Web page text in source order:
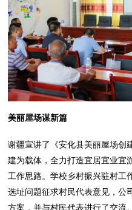
美丽屋场谋新篇
谢疆宣讲了《安化县美丽屋场创
建为载体，全力打造宜居宜业宜
工作思路。学校乡村振兴驻村工
选址问题征求村民代表意见，公
方案，并与村民代表进行了交流。